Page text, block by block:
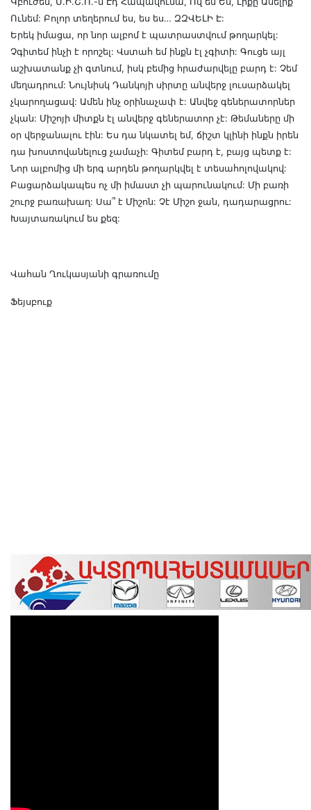
Ունեմ: Բոլոր տեղերում ես, ես ես… ԶԶՎԵԼԻ Է:
Երեկ իմացա, որ նոր ալբոմ է պատրաստվում թողարկել:
Չգիտեմ ինչի է որոշել: Վստահ եմ ինքն էլ չգիտի: Գուցե այլ
աշխատանք չի գտնում, իսկ բեմից հրաժարվելը բարդ է: Չեմ
մեղադրում: Նույնիսկ Դանկոյի սիրտը անվերջ լուսարձակել
չկարողացավ: Ամեն ինչ օրինաչափ է: Անվեջ գեներատորներ
չկան: Միշոյի միտքն էլ անվերջ գեներատոր չէ: Թեմաները մի
օր վերջանալու էին: Ես դա նկատել եմ, ճիշտ կլինի ինքն իրեն
դա խոստովանելուց չամաչի: Գիտեմ բարդ է, բայց պետք է:
Նոր ալբոմից մի երգ արդեն թողարկվել է տեսահոլովակով:
Բացարձակապես ոչ մի իմաստ չի պարունակում: Մի բառի
շուրջ բառախաղ: Սա՞ է Միշոն: Չէ Միշո ջան, դադարացրու:
Խայտառակում ես քեզ:
Վահան Ղուկասյանի գրառումը
Ֆեյսբուք